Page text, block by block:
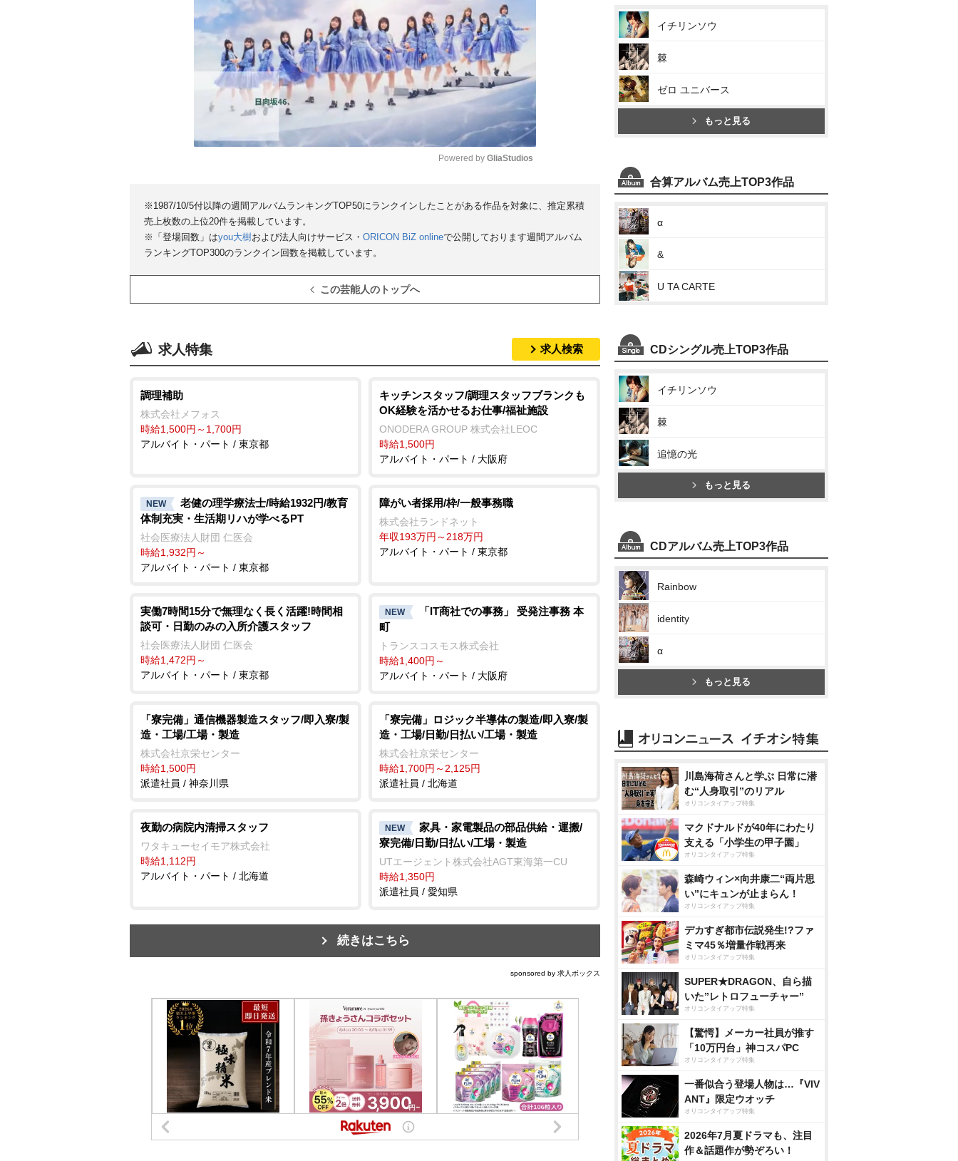
M
t
Powered by GliaStudios
※1987/10/5付以降の週間アルバムランキングTOP50にランクインしたことがある作品を対象に、推定累積
売上枚数の上位20件を掲載しています。
※「登場回数」はyou大樹および法人向けサービス・ ORICON BiZ onlineで公開しております週間アルバム
ランキングTOP300のランクイン回数を掲載しています。
この芸能人のトップへ
求人特集 求人検索
調理補助
株式会社メフォス
時給1,500円～1,700円
アルバイト・パート / 東京都
キッチンスタッフ/調理スタッフブランクも
OK経験を活かせるお仕事/福祉施設
ONODERA GROUP 株式会社LEOC
時給1,500円
アルバイト・パート / 大阪府
NEW
老健の理学療法士/時給1932円/教育
体制充実・生活期リハが学べるPT
社会医療法人財団 仁医会
時給1,932円～
アルバイト・パート / 東京都
障がい者採用/枠/一般事務職
株式会社ランドネット
年収193万円～218万円
アルバイト・パート / 東京都
実働7時間15分で無理なく長く活躍!時間相
談可・日勤のみの入所介護スタッフ
社会医療法人財団 仁医会
時給1,472円～
アルバイト・パート / 東京都
NEW
「IT商社での事務」 受発注事務 本
町
トランスコスモス株式会社
時給1,400円～
アルバイト・パート / 大阪府
「寮完備」通信機器製造スタッフ/即入寮/製
造・工場/工場・製造
株式会社京栄センター
時給1,500円
派遣社員 / 神奈川県
「寮完備」ロジック半導体の製造/即入寮/製
造・工場/日勤/日払い/工場・製造
株式会社京栄センター
時給1,700円～2,125円
派遣社員 / 北海道
夜勤の病院内清掃スタッフ
ワタキューセイモア株式会社
時給1,112円
アルバイト・パート / 北海道
NEW
家具・家電製品の部品供給・運搬/
寮完備/日勤/日払い/工場・製造
UTエージェント株式会社AGT東海第一CU
時給1,350円
派遣社員 / 愛知県
続きはこちら
sponsored by 求人ボックス
イチリンソウ
棘
ゼロ ユニバース
もっと見る
合算アルバム売上TOP3作品
α
&
U TA CARTE
CDシングル売上TOP3作品
イチリンソウ
棘
追憶の光
もっと見る
CDアルバム売上TOP3作品
Rainbow
identity
α
もっと見る
川島海荷さんと学ぶ 日常に潜
む“人身取引”のリアル
オリコンタイアップ特集
マクドナルドが40年にわたり
支える「小学生の甲子園」
オリコンタイアップ特集
森崎ウィン×向井康二“両片思
い”にキュンが止まらん！
オリコンタイアップ特集
デカすぎ都市伝説発生!?ファ
ミマ45％増量作戦再来
オリコンタイアップ特集
SUPER★DRAGON、自ら描
いた”レトロフューチャー”
オリコンタイアップ特集
【驚愕】メーカー社員が推す
「10万円台」神コスパPC
オリコンタイアップ特集
一番似合う登場人物は…『VIV
ANT』限定ウオッチ
オリコンタイアップ特集
2026年7月夏ドラマも、注目
作＆話題作が勢ぞろい！